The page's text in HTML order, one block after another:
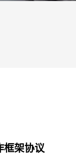
框架协议